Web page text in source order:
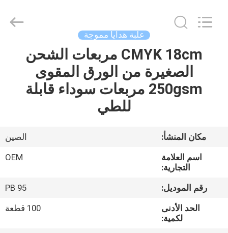
الصفحة
الرئيسية
معلومات
جولة
DISPLAY
CO.,LTD.
علبة هدايا مموجة
CMYK 18cm مربعات الشحن
الصغيرة من الورق المقوى
250gsm مربعات سوداء قابلة
للطي
مكان المنشأ:
الصين
اسم العلامة
التجارية:
OEM
رقم الموديل:
PB 95
الحد الأدنى
لكمية:
100 قطعة